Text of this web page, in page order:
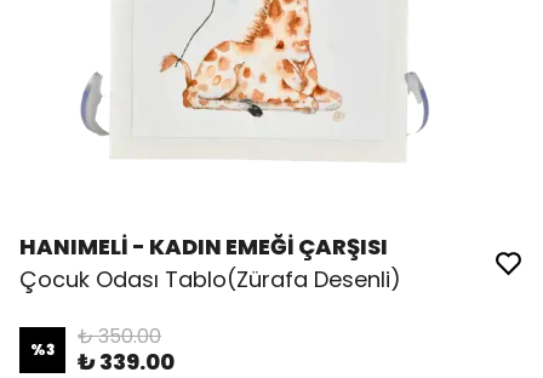
HANIMELİ - KADIN EMEĞİ ÇARŞISI
Çocuk Odası Tablo(Zürafa Desenli)
%3 ₺ 350.00
₺ 339.00